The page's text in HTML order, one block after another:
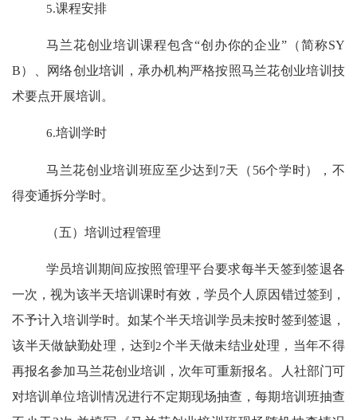
5.课程安排
马兰花创业培训课程包含“创办你的企业” （简称SY
B）、网络创业培训，承办机构严格按照马兰花创业培训技
术要点开展培训。
6.培训学时
马兰花创业培训班应至少达到 7天（ 56个学时），不
得变通拆分学时。
（五） 培训 过程管理
学员培训期间应按照管理平台要求每半天签到签退各
一次，视为该半天培训课时有效，学员个人原因错过签到，
不予计入培训学时。如某个半天培训学员未按时签到签退，
该半天做缺勤处理，达到 2个半天做未结业处理，当年不得
再报名参加马兰花创业培训，次年可重新报名。人社部门可
对培训单位培训情况进行不定期现场抽查，每期培训班抽查